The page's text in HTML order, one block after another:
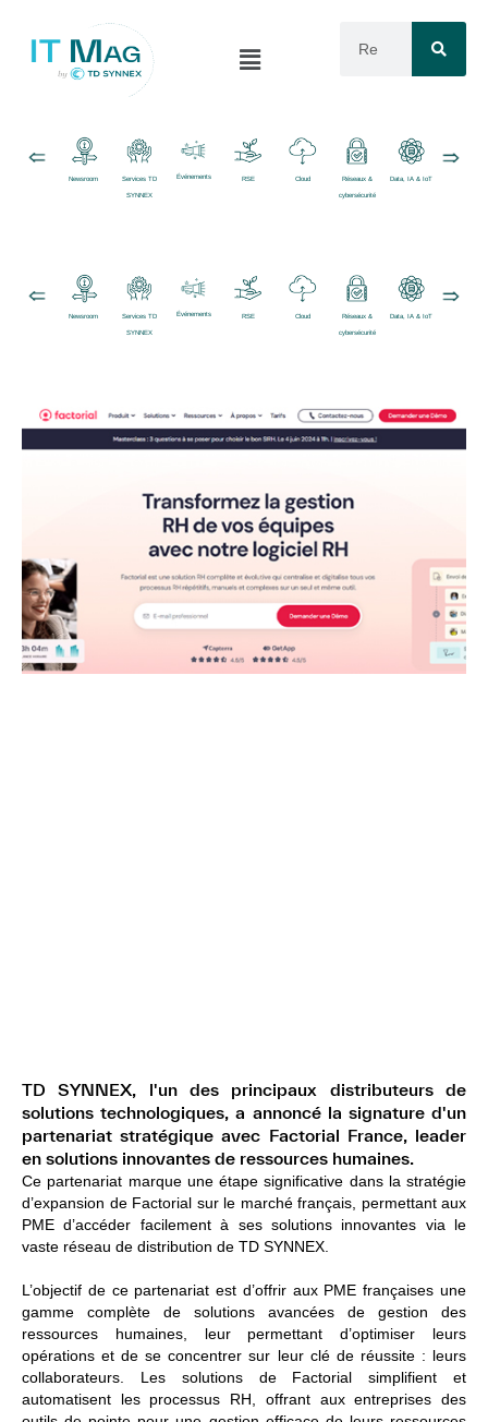
Newsroom Services TD
SYNNEX
Événements RSE Cloud Réseaux &
cybersécurité
Data, IA & IoT
Newsroom Services TD
SYNNEX
Événements RSE Cloud Réseaux &
cybersécurité
Data, IA & IoT
TD SYNNEX, l'un des principaux distributeurs de
solutions technologiques, a annoncé la signature d'un
partenariat stratégique avec Factorial France, leader
en solutions innovantes de ressources humaines.
Ce partenariat marque une étape significative dans la stratégie
d’expansion de Factorial sur le marché français, permettant aux
PME d’accéder facilement à ses solutions innovantes via le
vaste réseau de distribution de TD SYNNEX.
L’objectif de ce partenariat est d’offrir aux PME françaises une
gamme complète de solutions avancées de gestion des
ressources humaines, leur permettant d’optimiser leurs
opérations et de se concentrer sur leur clé de réussite : leurs
collaborateurs. Les solutions de Factorial simplifient et
automatisent les processus RH, offrant aux entreprises des